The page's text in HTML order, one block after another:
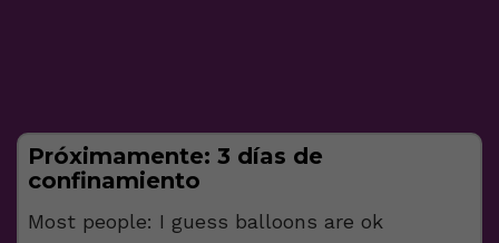
Próximamente: 3 días de
confinamiento
Most people: I guess balloons are ok